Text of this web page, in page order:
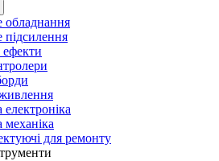
обладнання
підсилення
ефекти
електроніка
механіка
для ремонту